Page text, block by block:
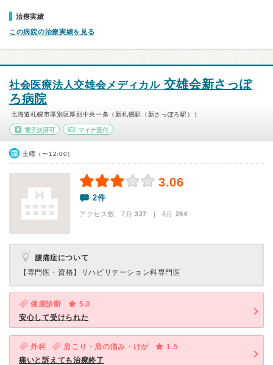
治療実績
この病院の治療実績を見る
社会医療法人交雄会メディカル 交雄会新さっぽ
ろ病院
北海道札幌市厚別区厚別中央一条（新札幌駅（新さっぽろ駅））
電子決済可 マイナ受付
土曜（〜12:00）
3.06
2件
アクセス数 7月:327 | 6月:284
腰痛症について
【専門医・資格】
リハビリテーション科専門医
健康診断
5.0
安心して受けられた
外科 肩こり・肩の痛み・けが
1.5
痛いと訴えても治療終了